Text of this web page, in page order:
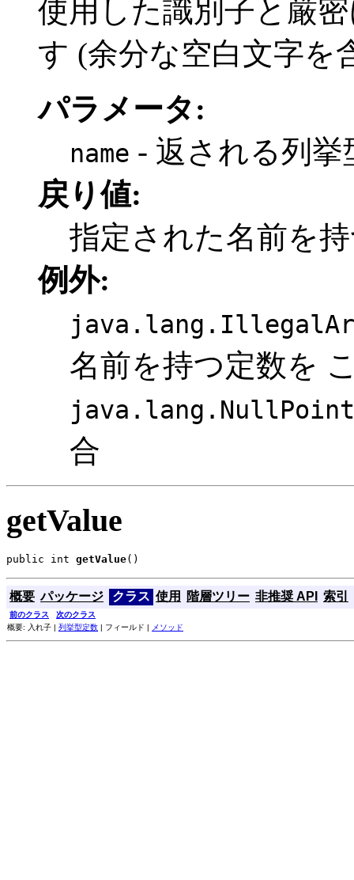
使用した識別子と厳
す (余分な空白文字を
パラメータ:
name - 返される列挙
戻り値:
指定された名前を
例外:
名前を持つ定数を
合
getValue
public int getValue()
概要 パッケージ クラス 使用 階層ツリー 非推奨 API 索引
前のクラス
次のクラス
概要: 入れ子 | 列挙型定数 | フィールド | メソッド